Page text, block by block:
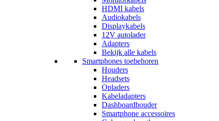
HDMI kabels
Audiokabels
Displaykabels
12V autolader
Adapters
Bekijk alle kabels
Smartphones toebehoren
Houders
Headsets
Opladers
Kabeladapters
Dashboardhouder
Smartphone accessoires